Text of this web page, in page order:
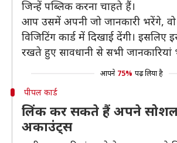
जिन्हें पब्लिक करना चाहते हैं।
आप उसमें अपनी जो जानकारी भरेंगे,
विजिटिंग कार्ड में दिखाई देंगी। इसलिए
रखते हुए सावधानी से सभी जानकारियां
आपने 75% पढ़ लिया है
पीपल कार्ड
लिंक कर सकते हैं अपने सोशल
अकाउंट्स